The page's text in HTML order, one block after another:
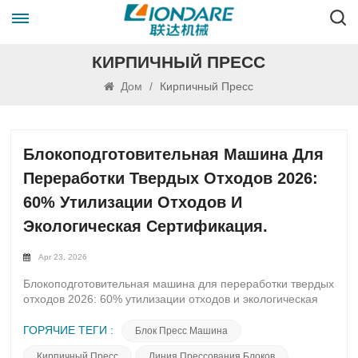
КИРПИЧНЫЙ ПРЕСС
Дом / Кирпичный Пресс
Блокоподготовительная Машина Для
Переработки Твердых Отходов 2026:
60% Утилизации Отходов И
Экологическая Сертификация.
Apr 23, 2026
Блокоподготовительная машина для переработки твердых
отходов 2026: 60% утилизации отходов и экологическая
блоки — сократите расходы, повысьте соответствие
ГОРЯЧИЕ ТЕГИ : Блок Пресс Машина